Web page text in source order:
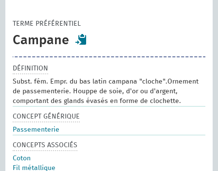
TERME PRÉFÉRENTIEL
Campane
DÉFINITION
Subst. fém. Empr. du bas latin campana "cloche".Ornement
de passementerie. Houppe de soie, d'or ou d'argent,
comportant des glands évasés en forme de clochette.
CONCEPT GÉNÉRIQUE
Passementerie
CONCEPTS ASSOCIÉS
Coton
Fil métallique